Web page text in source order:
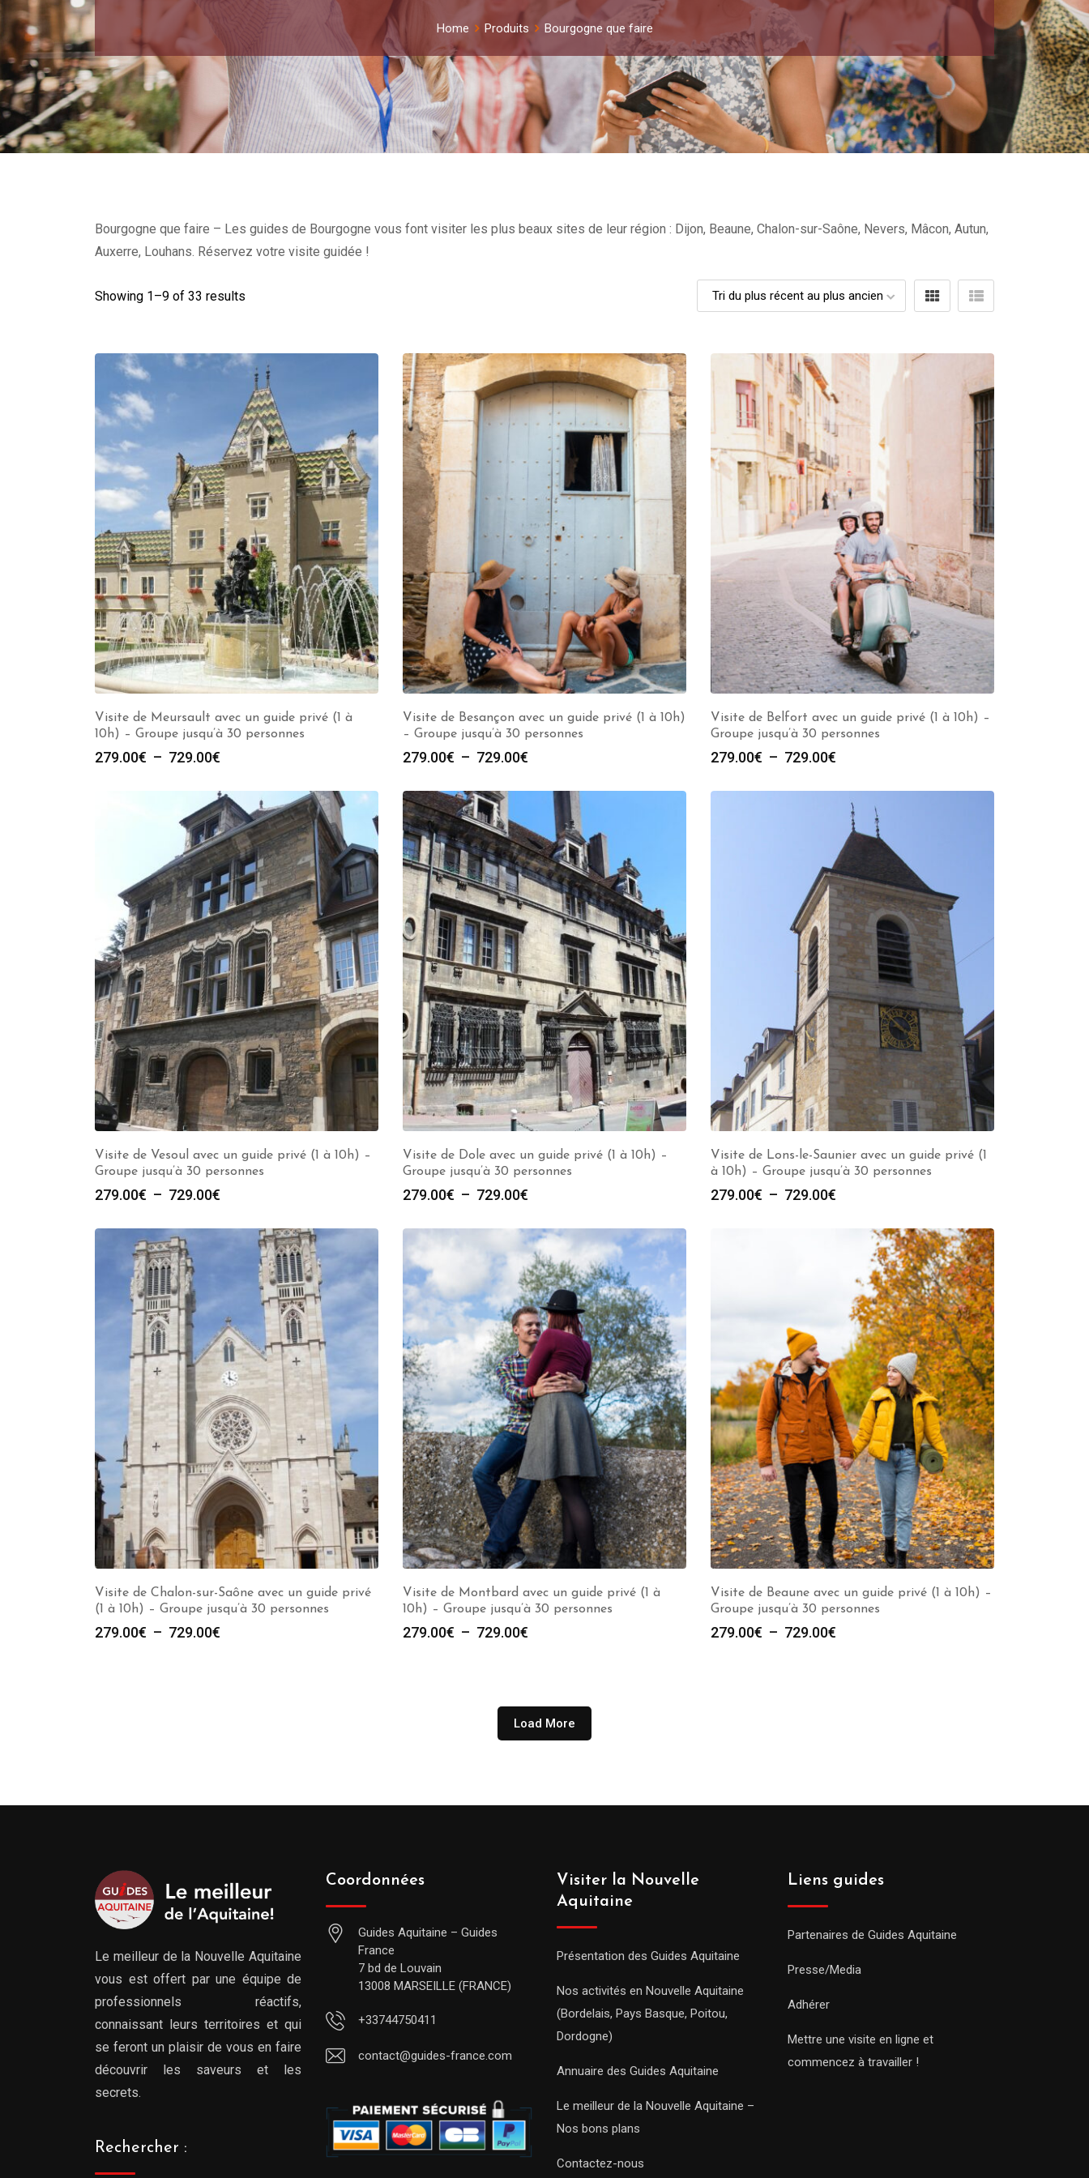
Home Produits Bourgogne que faire
Bourgogne que faire – Les guides de Bourgogne vous font visiter les plus beaux sites de leur région : Dijon, Beaune, Chalon-sur-Saône, Nevers, Mâcon, Autun,
Auxerre, Louhans. Réservez votre visite guidée !
Showing 1–9 of 33 results
Visite de Meursault avec un guide privé (1 à
10h) – Groupe jusqu’à 30 personnes
279.00€ – 729.00€
prix :
279.00€
à
729.00€
Visite de Besançon avec un guide privé (1 à 10h)
– Groupe jusqu’à 30 personnes
279.00€ – 729.00€
prix :
279.00€
à
729.00€
Visite de Belfort avec un guide privé (1 à 10h) –
Groupe jusqu’à 30 personnes
279.00€ – 729.00€
prix :
279.00€
729.00€
Visite de Vesoul avec un guide privé (1 à 10h) –
Groupe jusqu’à 30 personnes
279.00€ – 729.00€
prix :
279.00€
729.00€
Visite de Dole avec un guide privé (1 à 10h) –
Groupe jusqu’à 30 personnes
279.00€ – 729.00€
prix :
279.00€
à
729.00€
Visite de Lons-le-Saunier avec un guide privé (1
à 10h) – Groupe jusqu’à 30 personnes
279.00€ – 729.00€
279.00€
729.00€
Visite de Chalon-sur-Saône avec un guide privé
(1 à 10h) – Groupe jusqu’à 30 personnes
279.00€ – 729.00€
Visite de Montbard avec un guide privé (1 à
10h) – Groupe jusqu’à 30 personnes
279.00€ – 729.00€
à
729.00€
Visite de Beaune avec un guide privé (1 à 10h) –
Groupe jusqu’à 30 personnes
279.00€ – 729.00€
Load More
Le meilleur de la Nouvelle Aquitaine
vous est offert par une équipe de
professionnels réactifs,
connaissant leurs territoires et qui
se feront un plaisir de vous en faire
découvrir les saveurs et les
secrets.
Rechercher :
Coordonnées
Guides Aquitaine – Guides
France
7 bd de Louvain
13008 MARSEILLE (FRANCE)
+33744750411
contact@guides-france.com
Visiter la Nouvelle
Aquitaine
Présentation des Guides Aquitaine
Nos activités en Nouvelle Aquitaine
(Bordelais, Pays Basque, Poitou,
Dordogne)
Annuaire des Guides Aquitaine
Le meilleur de la Nouvelle Aquitaine –
Nos bons plans
Contactez-nous
Liens guides
Partenaires de Guides Aquitaine
Presse/Media
Adhérer
Mettre une visite en ligne et
commencez à travailler !